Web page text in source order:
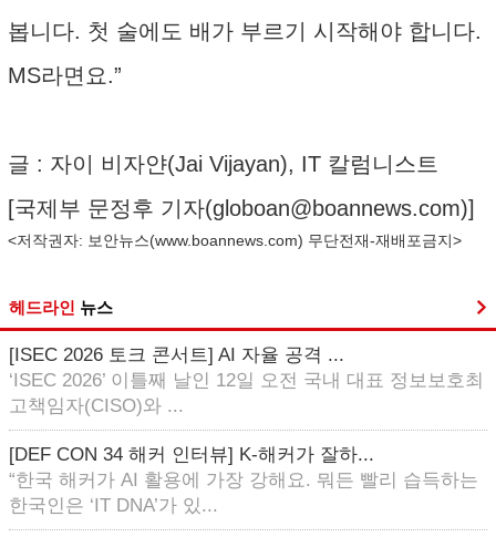
봅니다. 첫 술에도 배가 부르기 시작해야 합니다.
MS라면요.”
글 : 자이 비자얀(Jai Vijayan), IT 칼럼니스트
[국제부 문정후 기자(globoan@boannews.com)]
<저작권자: 보안뉴스(www.boannews.com) 무단전재-재배포금지>
헤드라인 뉴스
[ISEC 2026 토크 콘서트] AI 자율 공격 ...
‘ISEC 2026’ 이틀째 날인 12일 오전 국내 대표 정보보호최
고책임자(CISO)와 ...
[DEF CON 34 해커 인터뷰] K-해커가 잘하...
“한국 해커가 AI 활용에 가장 강해요. 뭐든 빨리 습득하는
한국인은 ‘IT DNA’가 있...